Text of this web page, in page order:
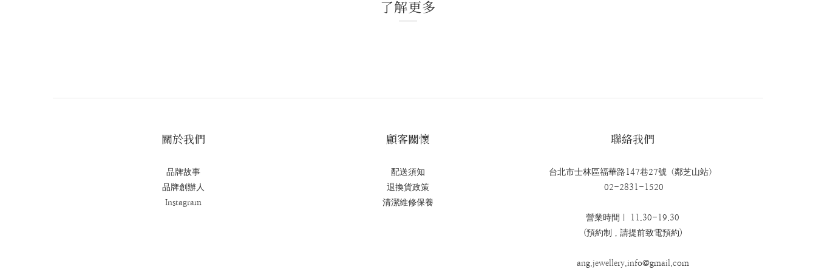
了解更多
關於我們
品牌故事
品牌創辦人
Instagram
顧客關懷
配送須知
退換貨政策
清潔維修保養
聯絡我們
台北市士林區福華路147巷27號（鄰芝山站）
02-2831-1520
營業時間｜ 11.30-19.30
(預約制，請提前致電預約)
ang.jewellery.info@gmail.com